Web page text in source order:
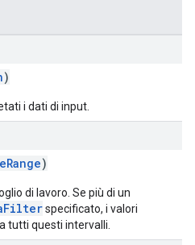
)
i dati di input.
)
di lavoro. Se più di un
specificato, i valori
tutti questi intervalli.